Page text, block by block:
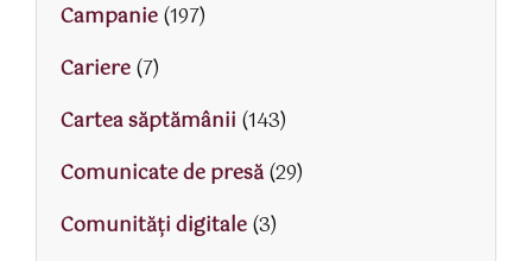
Campanie(197)
Cariere(7)
Cartea săptămânii (143)
Comunicate de presă(29)
Comunități digitale(3)